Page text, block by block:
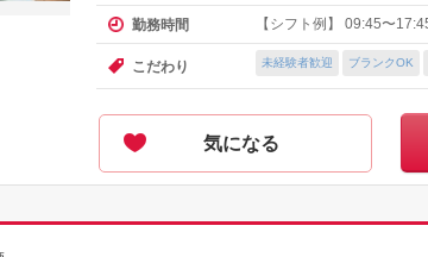
勤務時間 【シフト例】 09:45〜
こだわり 未経験者歓迎 ブランクOK
気になる